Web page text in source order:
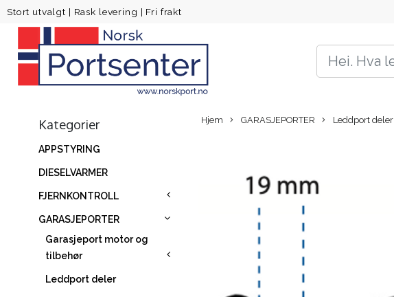
Stort utvalgt | Rask levering | Fri frakt
Kategorier
APPSTYRING
DIESELVARMER
FJERNKONTROLL
GARASJEPORTER
Garasjeport motor og
tilbehør
Leddport deler
Hjem GARASJEPORTER Leddport deler